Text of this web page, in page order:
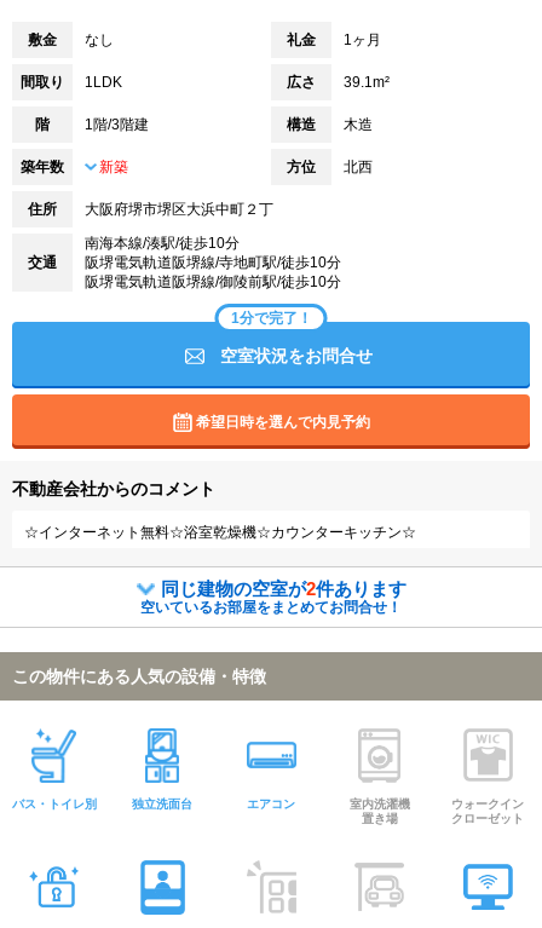
敷金 なし 礼金 1ヶ月
間取り 1LDK 広さ 39.1m²
階 1階/3階建 構造 木造
築年数 新築 方位 北西
住所 大阪府堺市堺区大浜中町２丁
交通
南海本線/湊駅/徒歩10分
阪堺電気軌道阪堺線/寺地町駅/徒歩10分
阪堺電気軌道阪堺線/御陵前駅/徒歩10分
1分で完了！
空室状況をお問合せ
希望日時を選んで内見予約
不動産会社からのコメント
☆インターネット無料☆浴室乾燥機☆カウンターキッチン☆
同じ建物の空室が2件あります
空いているお部屋をまとめてお問合せ！
この物件にある人気の設備・特徴
バス・トイレ別 独立洗面台 エアコン
室内洗濯機
置き場
ウォークイン
クローゼット